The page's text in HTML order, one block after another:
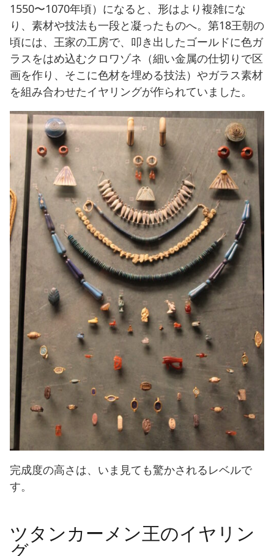
1550〜1070年頃）になると、形はより複雑にな
り、素材や技法も一段と凝ったものへ。第18王朝の
頃には、王家の工房で、叩き出したゴールドに色ガ
ラスをはめ込むクロワゾネ（細い金属の仕切りで区
画を作り、そこに色材を埋める技法）やガラス素材
を組み合わせたイヤリングが作られていました。
完成度の高さは、いま見ても驚かされるレベルで
す。
ツタンカーメン王のイヤリン
グ